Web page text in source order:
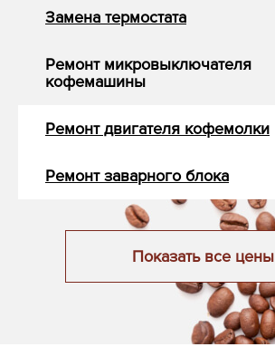
Замена термостата
Ремонт микровыключателя
кофемашины
Ремонт двигателя кофемолки
Ремонт заварного блока
Показать все цены